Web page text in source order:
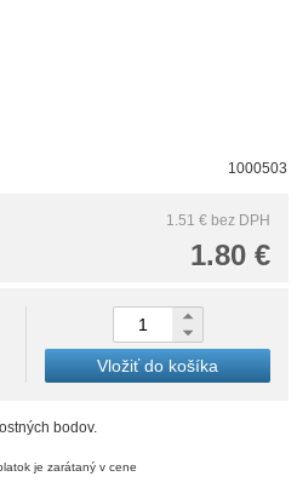
1000503
1.51 € bez DPH
1.80 €
Vložiť do košíka
bodov.
je zarátaný v cene